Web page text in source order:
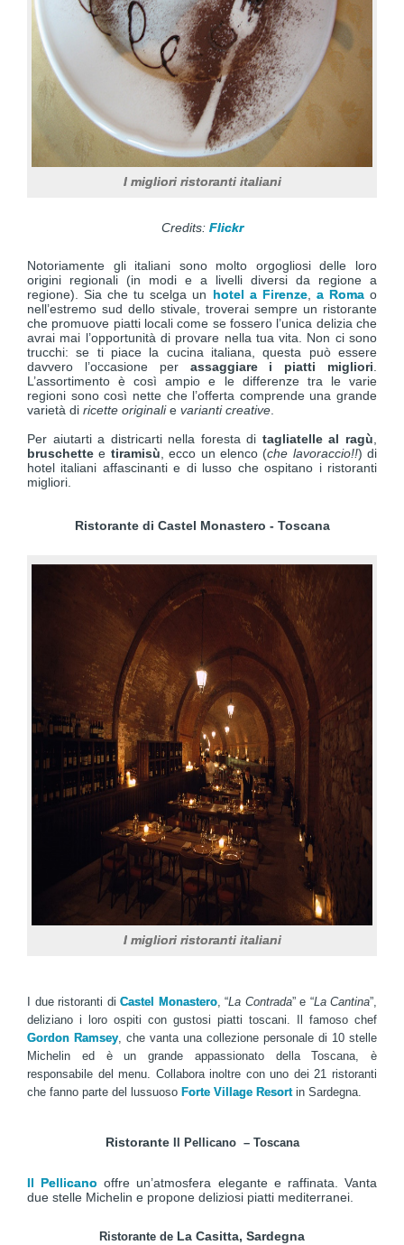
I migliori ristoranti italiani
Credits: Flickr
Notoriamente gli italiani sono molto orgogliosi delle loro
origini regionali (in modi e a livelli diversi da regione a
regione). Sia che tu scelga un hotel a Firenze, a Romao
nell’estremo sud dello stivale, troverai sempre un ristorante
che promuove piatti locali come se fossero l’unica delizia che
avrai mai l’opportunità di provare nella tua vita. Non ci sono
trucchi: se ti piace la cucina italiana, questa può essere
davvero l’occasione per assaggiare i piatti migliori
L’assortimento è così ampio e le differenze tra le varie
regioni sono così nette che l’offerta comprende una grande
varietà di ricette originalie varianti creative
Per aiutarti a districarti nella foresta di tagliatelle al ragù
bruschette e tiramisù , ecco un elenco (che lavoraccio!!) di
hotel italiani affascinanti e di lusso che ospitano i ristoranti
migliori.
Ristorante di Castel Monastero - Toscana
I migliori ristoranti italiani
I due ristoranti di Castel Monastero, “La Contrada” e “La Cantina”,
deliziano i loro ospiti con gustosi piatti toscani. Il famoso chef
Gordon Ramsey, che vanta una collezione personale di 10 stelle
Michelin ed è un grande appassionato della Toscana, è
responsabile del menu. Collabora inoltre con uno dei 21 ristoranti
che fanno parte del lussuoso Forte Village Resortin Sardegna.
Ristorante Il Pellicano – Toscana
Il Pellicano offre un’atmosfera elegante e raffinata. Vanta
due stelle Michelin e propone deliziosi piatti mediterranei.
Ristorante de La Casitta, Sardegna